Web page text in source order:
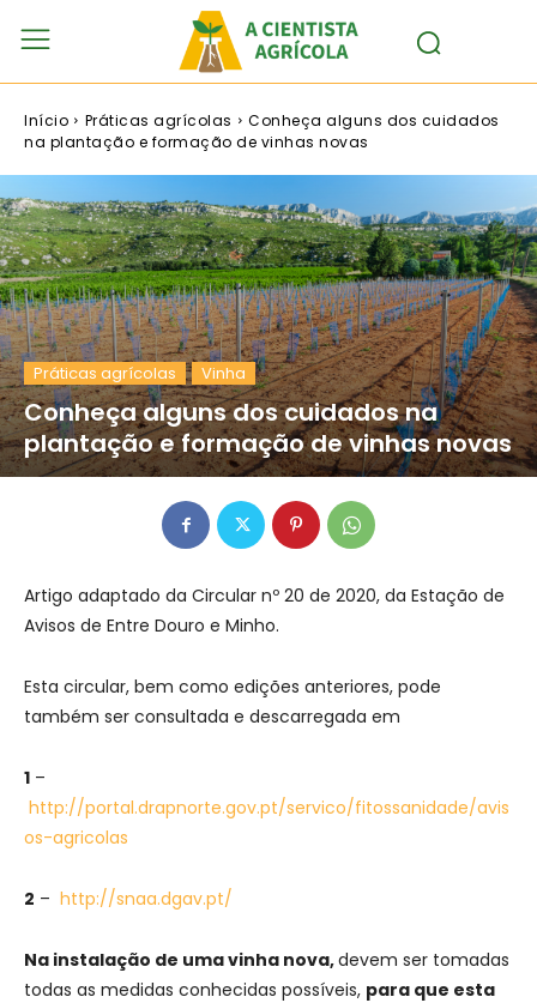
Início Práticas agrícolas
Conheça alguns dos cuidados
na plantação e formação de vinhas novas
Práticas agrícolas Vinha
Conheça alguns dos cuidados na
plantação e formação de vinhas novas
Artigo adaptado da Circular nº 20 de 2020, da Estação de
Avisos de Entre Douro e Minho.
Esta circular, bem como edições anteriores, pode
também ser consultada e descarregada em
1 –
http://portal.drapnorte.gov.pt/servico/fitossanidade/avis
os-agricolas
2 – http://snaa.dgav.pt/
Na instalação de uma vinha nova,devem ser tomadas
todas as medidas conhecidas possíveis, para que esta